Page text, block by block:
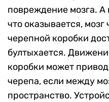
повреждение мозга. А
что оказывается, мозг
черепной коробки
бултыхается.
коробки может
черепа, если между
пространство.